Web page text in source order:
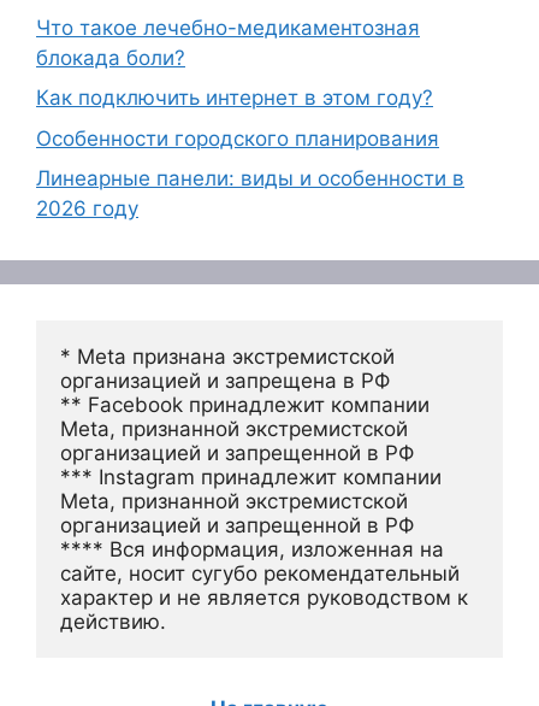
Что такое лечебно-медикаментозная
блокада боли?
Как подключить интернет в этом году?
Особенности городского планирования
Линеарные панели: виды и особенности в
2026 году
* Meta признана экстремистской
организацией и запрещена в РФ
** Facebook принадлежит компании
Meta, признанной экстремистской
организацией и запрещенной в РФ
*** Instagram принадлежит компании
Meta, признанной экстремистской
организацией и запрещенной в РФ
**** Вся информация, изложенная на
сайте, носит сугубо рекомендательный
характер и не является руководством к
действию.